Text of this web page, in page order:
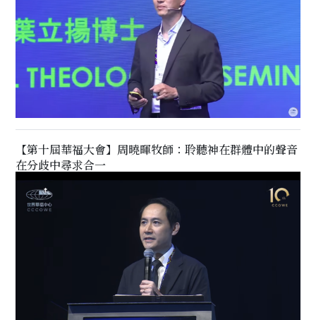
【第十屆華福大會】周曉暉牧師：聆聽神在群體中的聲音
在分歧中尋求合一